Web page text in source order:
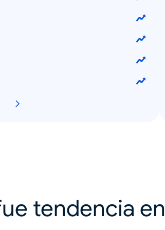
tendencia en